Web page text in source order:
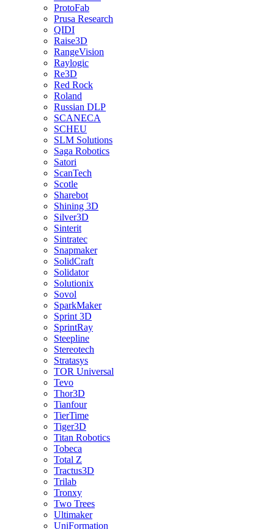
ProtoFab
Prusa Research
QIDI
Raise3D
RangeVision
Raylogic
Re3D
Red Rock
Roland
Russian DLP
SCANECA
SCHEU
SLM Solutions
Saga Robotics
Satori
ScanTech
Scotle
Sharebot
Shining 3D
Silver3D
Sinterit
Sintratec
Snapmaker
SolidCraft
Solidator
Solutionix
Sovol
SparkMaker
Sprint 3D
SprintRay
Steepline
Stereotech
Stratasys
TOR Universal
Tevo
Thor3D
Tianfour
TierTime
Tiger3D
Titan Robotics
Tobeca
Total Z
Tractus3D
Trilab
Tronxy
Two Trees
Ultimaker
UniFormation